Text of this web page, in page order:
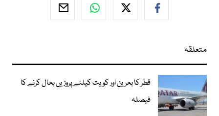
متعلقہ
قطر کا بحرین اور کویت کیلئے پروزیں بحال کرنے کا
فیصلہ